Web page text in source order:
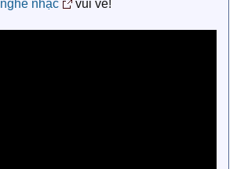
nghe nhạc vui vẻ!